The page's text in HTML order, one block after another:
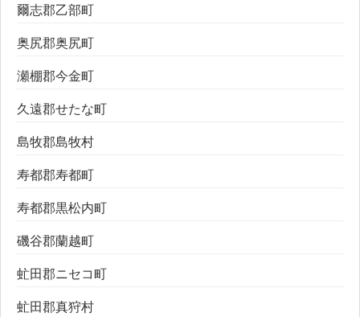
爾志郡乙部町
奥尻郡奥尻町
瀬棚郡今金町
久遠郡せたな町
島牧郡島牧村
寿都郡寿都町
寿都郡黒松内町
磯谷郡蘭越町
虻田郡ニセコ町
虻田郡真狩村